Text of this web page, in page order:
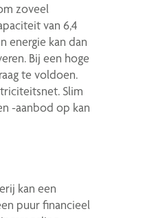
zoveel
van 6,4
energie kan dan
Bij een hoge
te voldoen.
Slim
-aanbod op kan
kan een
puur financieel